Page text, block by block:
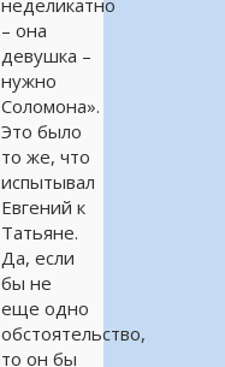
неделикатно
– она
девушка –
нужно
Соломона».
Это было
то же, что
испытывал
Евгений к
Татьяне.
Да, если
бы не
еще одно
обстоятельство,
то он бы